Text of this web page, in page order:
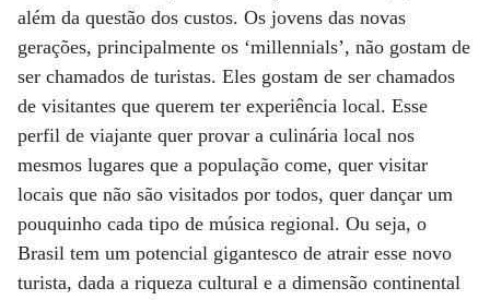
além da questão dos custos. Os jovens das novas
gerações, principalmente os ‘millennials’, não gostam de
ser chamados de turistas. Eles gostam de ser chamados
de visitantes que querem ter experiência local. Esse
perfil de viajante quer provar a culinária local nos
mesmos lugares que a população come, quer visitar
locais que não são visitados por todos, quer dançar um
pouquinho cada tipo de música regional. Ou seja, o
Brasil tem um potencial gigantesco de atrair esse novo
turista, dada a riqueza cultural e a dimensão continental